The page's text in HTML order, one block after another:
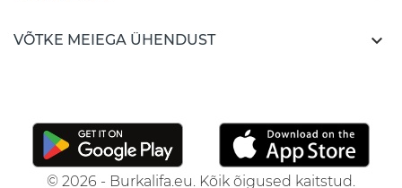
VÕTKE MEIEGA ÜHENDUST 
© 2026 - Burkalifa.eu. Kõik õigused kaitstud.